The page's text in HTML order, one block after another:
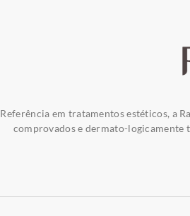
Referência em tratamentos estéticos, a
comprovados e dermato-logicamente